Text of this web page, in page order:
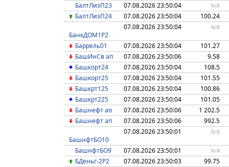
БалтЛизП23
07.08.2026 23:50:04 N/A
БалтЛизП24 07.08.2026 23:50:04 100.24
БанкДОМ1P2
07.08.2026 23:50:04 N/A
Баррель01 07.08.2026 23:50:04
101.27
БашИнСв ап
07.08.2026 23:50:06
9.58
Башкорт24
07.08.2026 23:50:04
108.5
Башкорт25
07.08.2026 23:50:04
101.55
Башкрт125
07.08.2026 23:50:04
100.86
Башкрт225
07.08.2026 23:50:04
101.05
Башнефт ао
07.08.2026 23:50:06
1 202.5
Башнефт ап
07.08.2026 23:50:06 992.5
БашнфтБО10
07.08.2026 23:50:01 N/A
БашнфтБО9 07.08.2026 23:50:01 N/A
БДеньг-2P2 07.08.2026 23:50:03
99.75